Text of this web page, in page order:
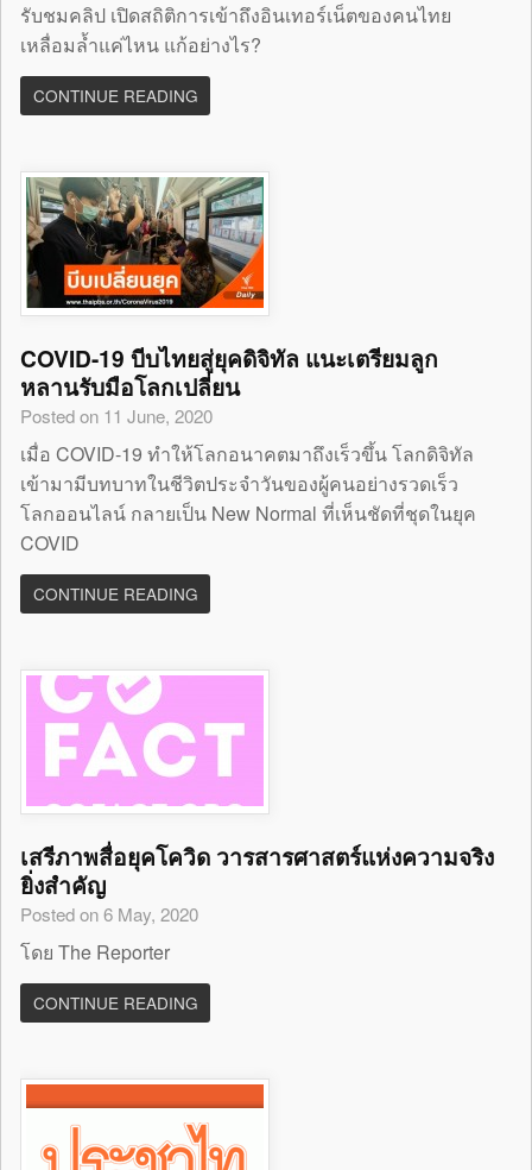
รับชมคลิป เปิดสถิติการเข้าถึงอินเทอร์เน็ตของคนไทย
เหลื่อมล้ำแค่ไหน แก้อย่างไร?
CONTINUE READING
COVID-19 บีบไทยสู่ยุคดิจิทัล แนะเตรียมลูก
หลานรับมือโลกเปลี่ยน
Posted on 11 June, 2020
เมื่อ COVID-19 ทำให้โลกอนาคตมาถึงเร็วขึ้น โลกดิจิทัล
เข้ามามีบทบาทในชีวิตประจำวันของผู้คนอย่างรวดเร็ว
โลกออนไลน์ กลายเป็น New Normal ที่เห็นชัดที่ชุดในยุค
COVID
CONTINUE READING
เสรีภาพสื่อยุคโควิด วารสารศาสตร์แห่งความจริง
ยิ่งสำคัญ
Posted on 6 May, 2020
โดย The Reporter
CONTINUE READING